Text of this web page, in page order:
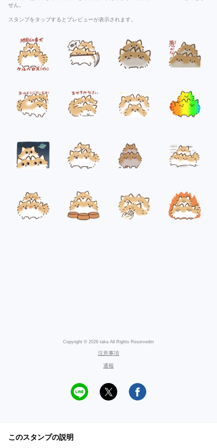
せん。
スタンプをタップするとプレビューが表示されます。
Copyright © 2026 taka All Rights Reservedm
注意事項
通報
このスタンプの説明